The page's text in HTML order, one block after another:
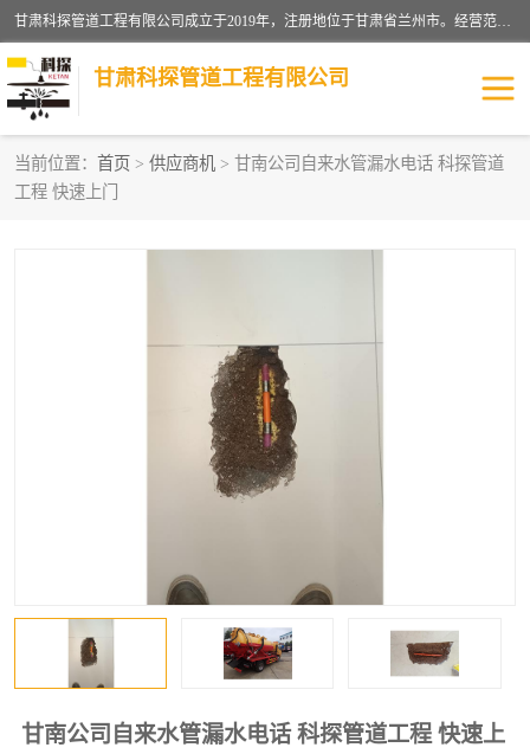
甘肃科探管道工程有限公司成立于2019年，注册地位于甘肃省兰州市。经营范围包括管道安装、清洗、疏通、维修、检测，防水工程，工程钻孔，化粪池清理，暖气安装，给排水管道安装维修，室内外管道如消防、供水、供热管道漏水检测定位，室内外防水堵漏等。
甘肃科探管道工程有限公司
当前位置： 首页 > 供应商机 > 甘南公司自来水管漏水电话 科探管道
工程 快速上门
甘南公司自来水管漏水电话 科探管道工程 快速上
管道安装维修